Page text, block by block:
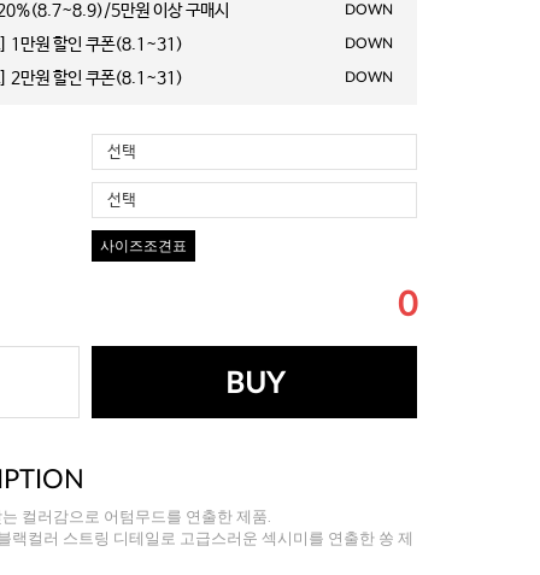
5만원 이상 구매시 DOWN
] 1만원 할인 쿠폰(8.1~31) DOWN
] 2만원 할인 쿠폰(8.1~31) DOWN
선택
선택
사이즈조견표
0
BUY
컬러감으로 어텀무드를 연출한 제품.
랙컬러 스트링 디테일로 고급스러운 섹시미를 연출한 쏭 제